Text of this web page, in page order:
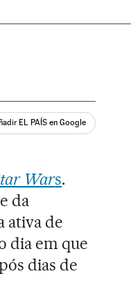
EL PAÍS en Google
Wars.
da
ativa de
dia em que
dias de